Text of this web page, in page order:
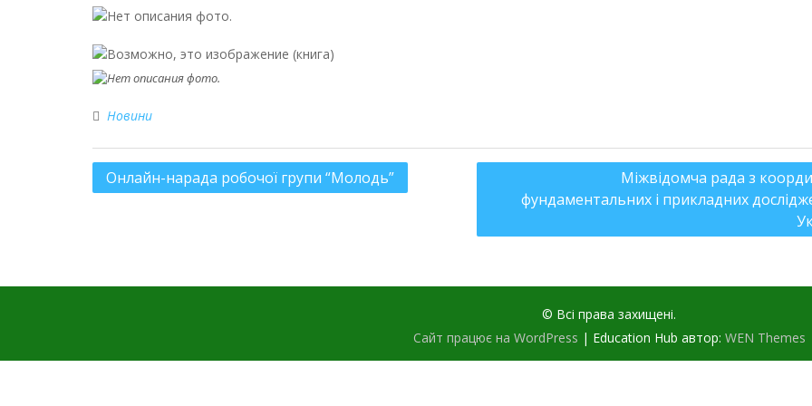
Новини
Онлайн-нарада робочої групи “Молодь”
Міжвідомча рада з
фундаментальних і прикладних
© Всі права захищені.
Сайт працює на WordPress | Education Hub автор: WEN Themes